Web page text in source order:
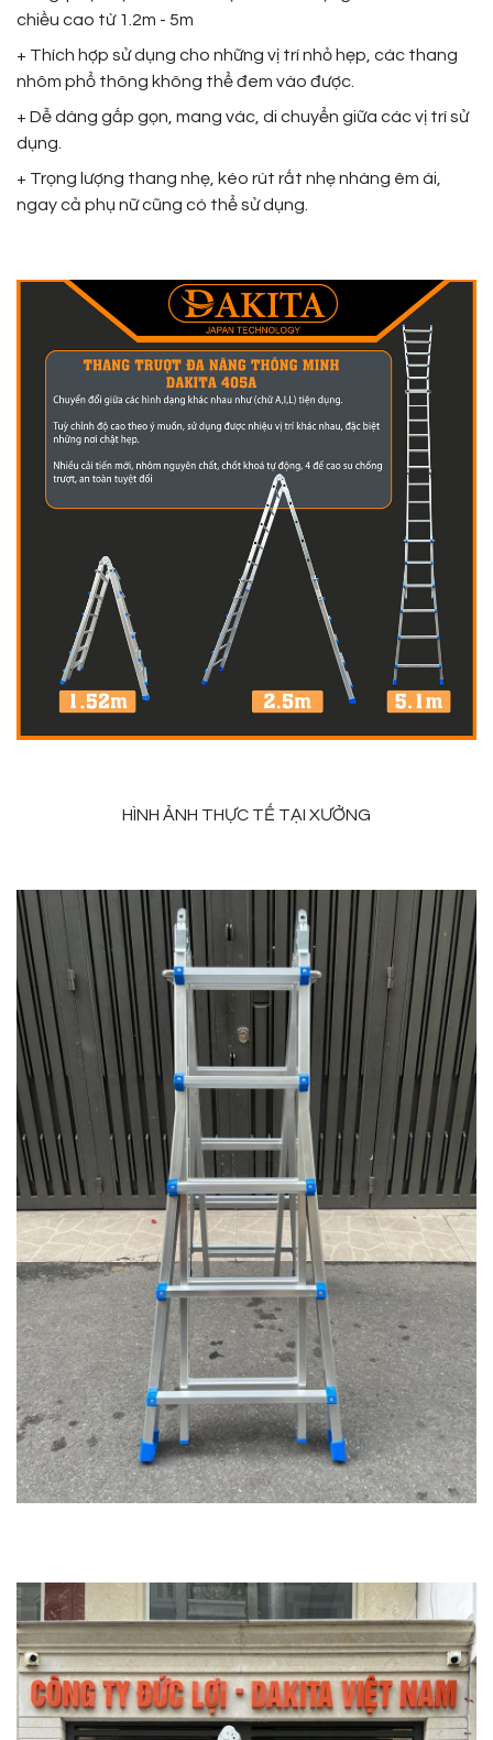
chiều cao từ 1.2m - 5m
+ Thích hợp sử dụng cho những vị trí nhỏ hẹp, các thang
nhôm phổ thông không thể đem vào được.
+ Dễ dàng gấp gọn, mang vác, di chuyển giữa các vị trí sử
dụng.
+ Trọng lượng thang nhẹ, kéo rút rất nhẹ nhàng êm ái,
ngay cả phụ nữ cũng có thể sử dụng.
HÌNH ẢNH THỰC TẾ TẠI XƯỞNG